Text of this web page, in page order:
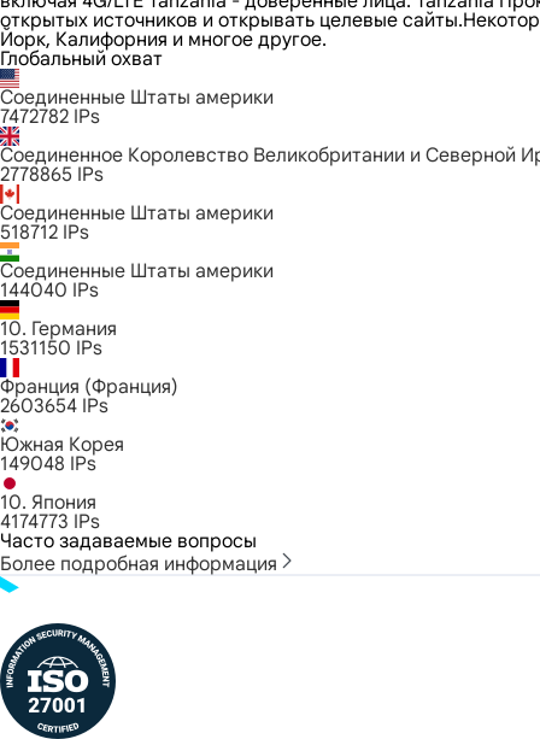
открытых источников и открывать целевые
Йорк, Калифорния и многое другое.
Глобальный охват
Соединенные Штаты америки
7472782 IPs
Соединенное Королевство Великобритании и Северной
2778865 IPs
Соединенные Штаты америки
518712 IPs
Соединенные Штаты америки
144040 IPs
10. Германия
1531150 IPs
Франция (Франция)
2603654 IPs
Южная Корея
149048 IPs
10. Япония
4174773 IPs
Часто задаваемые вопросы
Более подробная информация